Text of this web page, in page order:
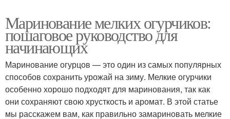
Маринование мелких огурчиков:
пошаговое руководство для
начинающих
Маринование огурцов — это один из самых популярных
способов сохранить урожай на зиму. Мелкие огурчики
особенно хорошо подходят для маринования, так как
они сохраняют свою хрусткость и аромат. В этой статье
мы расскажем вам, как правильно замариновать мелкие